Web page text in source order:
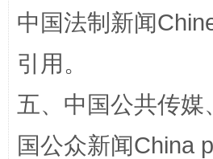
扯下公款旅游的“隐身衣”
中国法制新闻
引用。
五、中国公共传
国公众新闻China